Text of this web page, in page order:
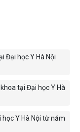
Đại học Y Hà Nội
tại Đại học Y Hà
Y Hà Nội từ năm